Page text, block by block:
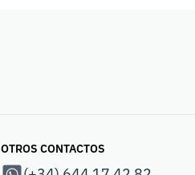
OTROS CONTACTOS